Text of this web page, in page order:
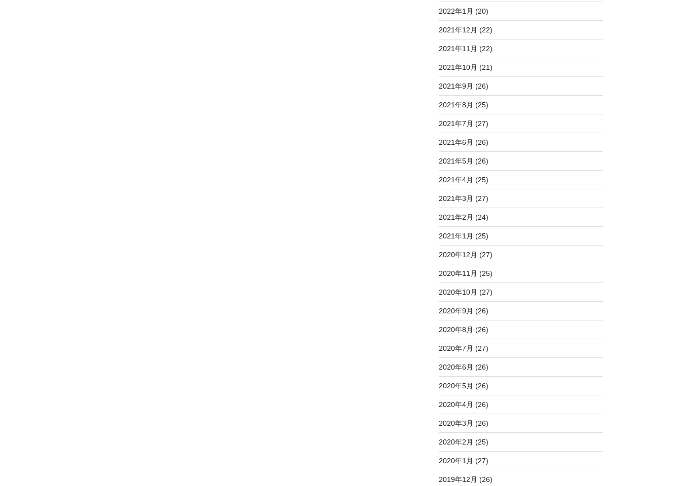
2022年1月 (20)
2021年12月 (22)
2021年11月 (22)
2021年10月 (21)
2021年9月 (26)
2021年8月 (25)
2021年7月 (27)
2021年6月 (26)
2021年5月 (26)
2021年4月 (25)
2021年3月 (27)
2021年2月 (24)
2021年1月 (25)
2020年12月 (27)
2020年11月 (25)
2020年10月 (27)
2020年9月 (26)
2020年8月 (26)
2020年7月 (27)
2020年6月 (26)
2020年5月 (26)
2020年4月 (26)
2020年3月 (26)
2020年2月 (25)
2020年1月 (27)
2019年12月 (26)